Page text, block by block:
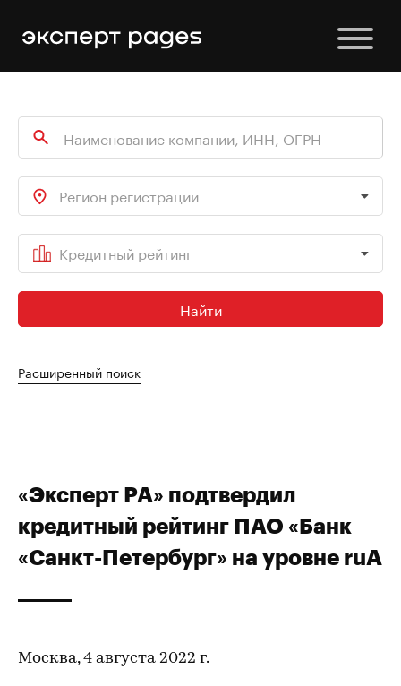
Регион регистрации
Кредитный рейтинг
Найти
Расширенный поиск
«Эксперт РА» подтвердил
кредитный рейтинг ПАО «Банк
«Санкт-Петербург» на уровне ruА
Москва, 4 августа 2022 г.